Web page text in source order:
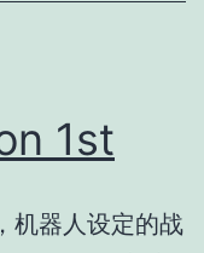
1st
机器人设定的战